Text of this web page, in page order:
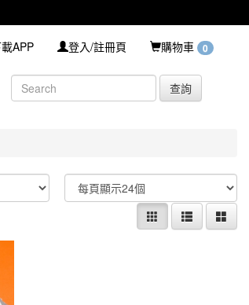
登入/註冊頁 購物車 0
APP
查詢